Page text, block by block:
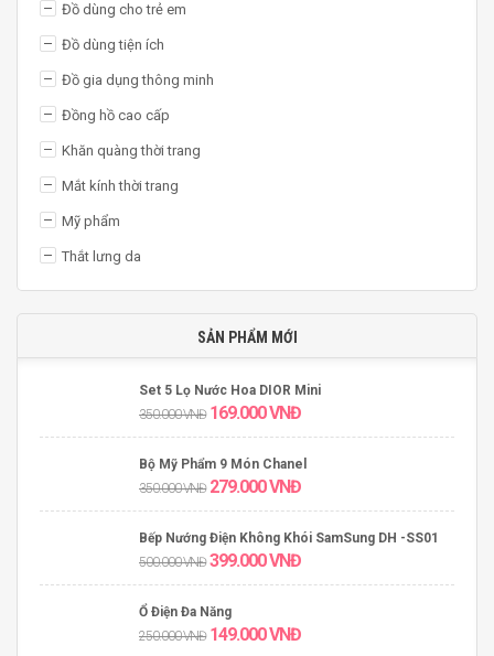
Đồ dùng cho trẻ em
Đồ dùng tiện ích
Đồ gia dụng thông minh
Đồng hồ cao cấp
Khăn quàng thời trang
Mắt kính thời trang
Mỹ phẩm
Thắt lưng da
SẢN PHẨM MỚI
Set 5 Lọ Nước Hoa DIOR Mini
350.000VNĐ 169.000VNĐ
Bộ Mỹ Phẩm 9 Món Chanel
350.000VNĐ 279.000VNĐ
Bếp Nướng Điện Không Khói SamSung DH -SS01
500.000VNĐ 399.000VNĐ
Ổ Điện Đa Năng
250.000VNĐ 149.000VNĐ